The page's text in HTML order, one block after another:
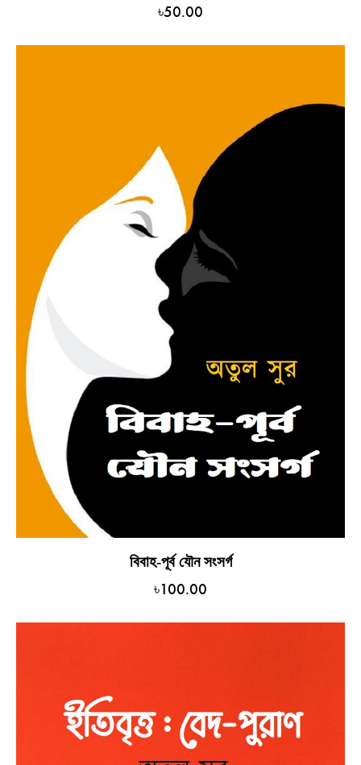
৳50.00
বিবাহ-পূর্ব যৌন সংসর্গ
৳100.00